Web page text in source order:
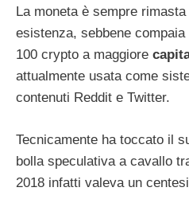
La moneta è sempre
esistenza, sebbene
100 crypto a maggiore
attualmente usata come
contenuti Reddit e Twitter.
Tecnicamente ha toccato il
bolla speculativa a cavallo
2018 infatti valeva un